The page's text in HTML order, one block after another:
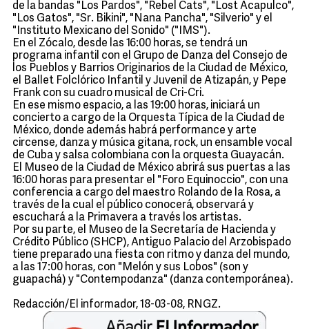
de la bandas "Los Pardos", "Rebel Cats", "Lost Acapulco",
"Los Gatos", "Sr. Bikini", "Nana Pancha", "Silverio" y el
"Instituto Mexicano del Sonido" ("IMS").
En el Zócalo, desde las 16:00 horas, se tendrá un
programa infantil con el Grupo de Danza del Consejo de
los Pueblos y Barrios Originarios de la Ciudad de México,
el Ballet Folclórico Infantil y Juvenil de Atizapán, y Pepe
Frank con su cuadro musical de Cri-Cri.
En ese mismo espacio, a las 19:00 horas, iniciará un
concierto a cargo de la Orquesta Típica de la Ciudad de
México, donde además habrá performance y arte
circense, danza y música gitana, rock, un ensamble vocal
de Cuba y salsa colombiana con la orquesta Guayacán.
El Museo de la Ciudad de México abrirá sus puertas a las
16:00 horas para presentar el "Foro Equinoccio", con una
conferencia a cargo del maestro Rolando de la Rosa, a
través de la cual el público conocerá, observará y
escuchará a la Primavera a través los artistas.
Por su parte, el Museo de la Secretaría de Hacienda y
Crédito Público (SHCP), Antiguo Palacio del Arzobispado
tiene preparado una fiesta con ritmo y danza del mundo,
a las 17:00 horas, con "Melón y sus Lobos" (son y
guapachá) y "Contempodanza" (danza contemporánea).
Redacción/El informador, 18-03-08, RNGZ.